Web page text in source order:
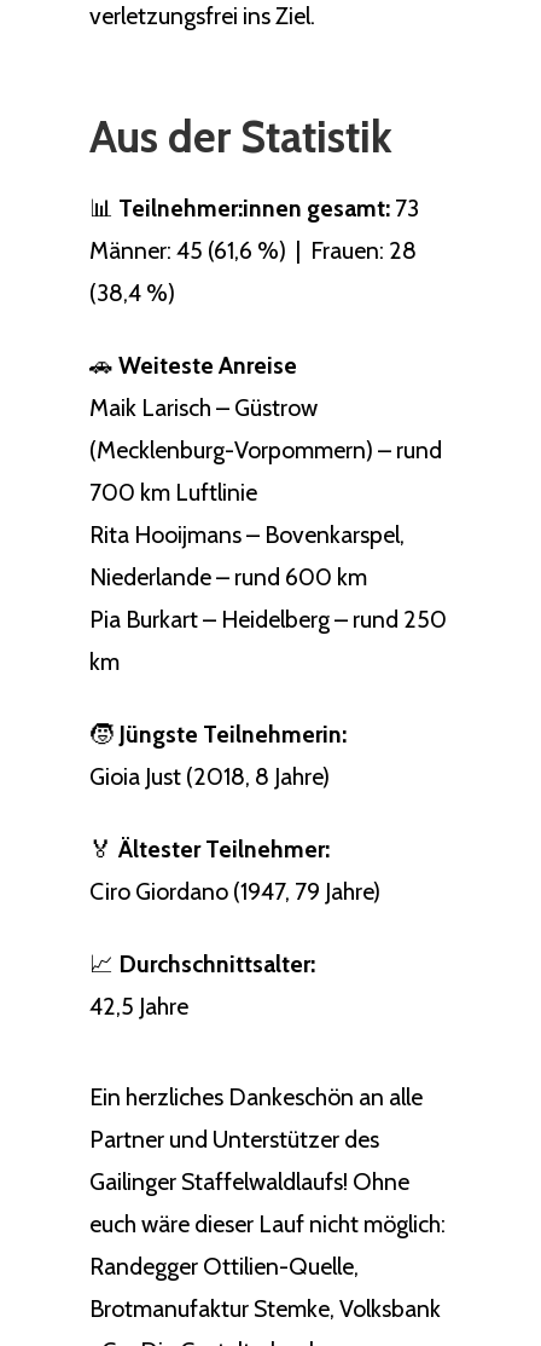
verletzungsfrei ins Ziel.
Aus der Statistik
📊 Teilnehmer:innen gesamt: 73
Männer: 45 (61,6 %) | Frauen: 28
(38,4 %)
🚗 Weiteste Anreise
Maik Larisch – Güstrow
(Mecklenburg-Vorpommern) – rund
700 km Luftlinie
Rita Hooijmans – Bovenkarspel,
Niederlande – rund 600 km
Pia Burkart – Heidelberg – rund 250
km
🧒 Jüngste Teilnehmerin:
Gioia Just (2018, 8 Jahre)
🏅 Ältester Teilnehmer:
Ciro Giordano (1947, 79 Jahre)
📈 Durchschnittsalter:
42,5 Jahre
Ein herzliches Dankeschön an alle
Partner und Unterstützer des
Gailinger Staffelwaldlaufs! Ohne
euch wäre dieser Lauf nicht möglich:
Randegger Ottilien-Quelle,
Brotmanufaktur Stemke, Volksbank